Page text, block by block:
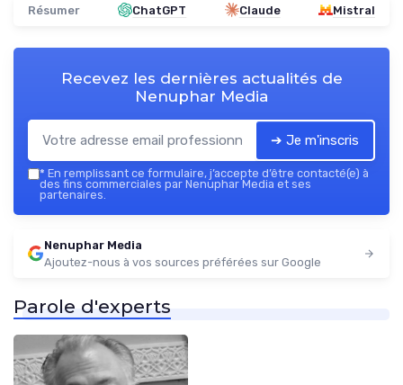
Résumer ChatGPT Claude Mistral
Recevez les dernières actualités de
Nenuphar Media
➔ Je m'inscris
* En remplissant ce formulaire, j’accepte d’être contacté(e) à
des fins commerciales par Nenuphar Media et ses
partenaires.
Nenuphar Media
Ajoutez-nous à vos sources préférées sur Google
Parole d'experts